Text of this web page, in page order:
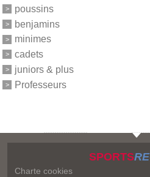
poussins
benjamins
minimes
cadets
juniors & plus
Professeurs
SPORTS
Charte cookies